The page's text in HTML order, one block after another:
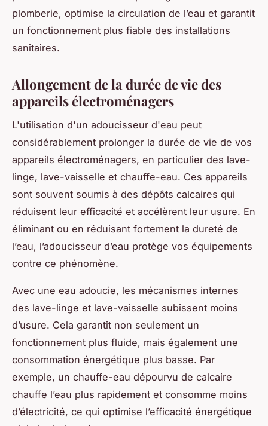
plomberie, optimise la circulation de l’eau et garantit
un fonctionnement plus fiable des installations
sanitaires.
Allongement de la durée de vie des
appareils électroménagers
L'utilisation d'un adoucisseur d'eau peut
considérablement prolonger la durée de vie de vos
appareils électroménagers, en particulier des lave-
linge, lave-vaisselle et chauffe-eau. Ces appareils
sont souvent soumis à des dépôts calcaires qui
réduisent leur efficacité et accélèrent leur usure. En
éliminant ou en réduisant fortement la dureté de
l’eau, l’adoucisseur d’eau protège vos équipements
contre ce phénomène.
Avec une eau adoucie, les mécanismes internes
des lave-linge et lave-vaisselle subissent moins
d’usure. Cela garantit non seulement un
fonctionnement plus fluide, mais également une
consommation énergétique plus basse. Par
exemple, un chauffe-eau dépourvu de calcaire
chauffe l’eau plus rapidement et consomme moins
d’électricité, ce qui optimise l’efficacité énergétique